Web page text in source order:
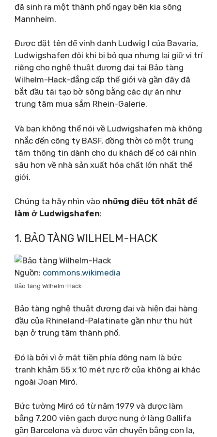
đã sinh ra một thành phố ngay bên kia sông
Mannheim.
Được đặt tên để vinh danh Ludwig I của Bavaria,
Ludwigshafen đôi khi bị bỏ qua nhưng lại giữ vị trí
riêng cho nghệ thuật đương đại tại Bảo tàng
Wilhelm-Hack-đẳng cấp thế giới và gần đây đã
bắt đầu tái tạo bờ sông bằng các dự án như
trung tâm mua sắm Rhein-Galerie.
Và bạn không thể nói về Ludwigshafen mà không
nhắc đến công ty BASF, đồng thời có một trung
tâm thông tin dành cho du khách để có cái nhìn
sâu hơn về nhà sản xuất hóa chất lớn nhất thế
giới.
Chúng ta hãy nhìn vào những điều tốt nhất để
làm ở Ludwigshafen:
1. BẢO TÀNG WILHELM-HACK
Nguồn: commons.wikimedia
Bảo tàng Wilhelm-Hack
Bảo tàng nghệ thuật đương đại và hiện đại hàng
đầu của Rhineland-Palatinate gần như thu hút
bạn ở trung tâm thành phố.
Đó là bởi vì ở mặt tiền phía đông nam là bức
tranh khảm 55 x 10 mét rực rỡ của không ai khác
ngoài Joan Miró.
Bức tường Miró có từ năm 1979 và được làm
bằng 7.200 viên gạch được nung ở làng Gallifa
gần Barcelona và được vận chuyển bằng con la,